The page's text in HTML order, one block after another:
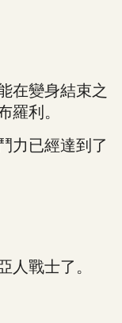
變身結束之
羅利。
已經達到了
戰士了。